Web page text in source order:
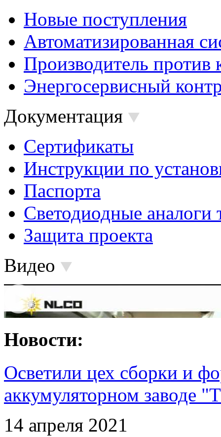
Новые поступления
Автоматизированная
Производитель против
Энергосервисный
Документация
Сертификаты
Инструкции по
Паспорта
Светодиодные аналоги
Защита проекта
Видео
Новости:
Осветили цех сборки и
аккумуляторном заводе
14 апреля 2021